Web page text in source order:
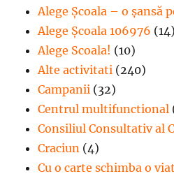
Alege Şcoala – o şansă
Alege Școala 106976 (14)
Alege Scoala! (10)
Alte activitati (240)
Campanii (32)
Centrul multifunctional
Consiliul Consultativ al
Craciun (4)
Cu o carte schimba o